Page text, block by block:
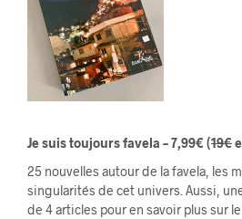
Je suis toujours favela – 7,99€ (19€
25 nouvelles autour de la favela, les
singularités de cet univers. Aussi,
de 4 articles pour en savoir plus sur le